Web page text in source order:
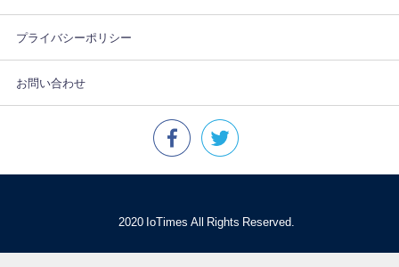
プライバシーポリシー
お問い合わせ
© 2020 IoTimes All Rights Reserved.